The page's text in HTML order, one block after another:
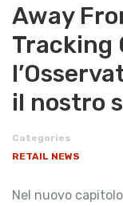
Away
Tracking
il nostro
Categories
RETAIL NEWS
Nel nuovo